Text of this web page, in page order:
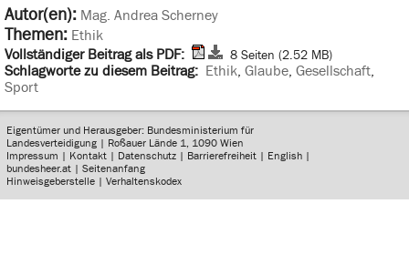
Autor(en): Mag. Andrea Scherney
Themen: Ethik
Vollständiger Beitrag als PDF:
8 Seiten (2.52 MB)
Schlagworte zu diesem Beitrag: Ethik, Glaube, Gesellschaft,
Sport
Eigentümer und Herausgeber: Bundesministerium für
Landesverteidigung | Roßauer Lände 1, 1090 Wien
Impressum | Kontakt | Datenschutz | Barrierefreiheit | English |
bundesheer.at |Seitenanfang
Hinweisgeberstelle |Verhaltenskodex